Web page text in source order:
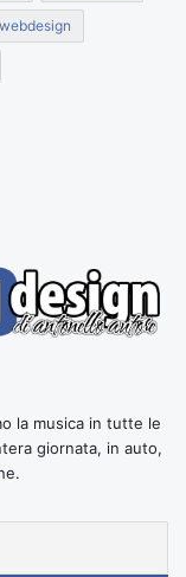
webdesign
la musica in tutte le
giornata, in auto,